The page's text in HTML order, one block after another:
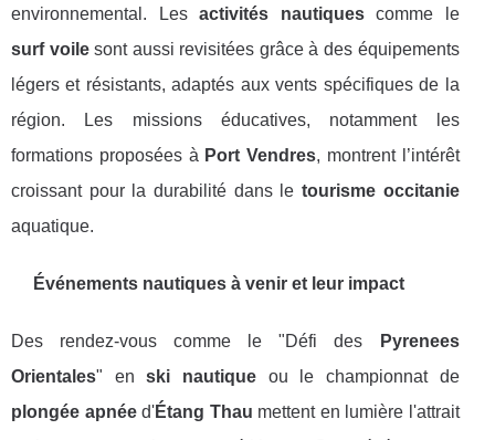
environnemental. Lesactivités nautiquescomme le
surf voilesont aussi revisitées grâce à des équipements
légers et résistants, adaptés aux vents spécifiques de la
région. Les missions éducatives, notamment les
formations proposées à Port Vendres, montrent l’intérêt
croissant pour la durabilité dans le tourisme occitanie
aquatique.
Événements nautiques à venir et leur impact
Des rendez-vous comme le "Défi des
Pyrenees
Orientales" enski nautiqueou le championnat de
plongée apnéed'Étang Thau mettent en lumière l'attrait